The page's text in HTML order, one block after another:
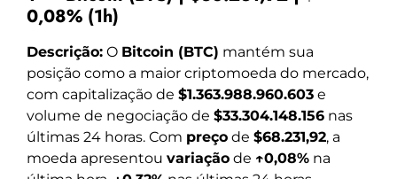
0,08% (1h)
Descrição: O Bitcoin (BTC) mantém sua
posição como a maior criptomoeda do mercado,
com capitalização de $1.363.988.960.603 e
volume de negociação de $33.304.148.156 nas
últimas 24 horas. Com preço de $68.231,92, a
moeda apresentou variação de ↑0,08% na